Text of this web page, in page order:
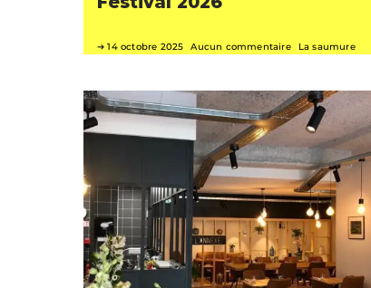
14 octobre 2025 Aucun commentaire La saumure